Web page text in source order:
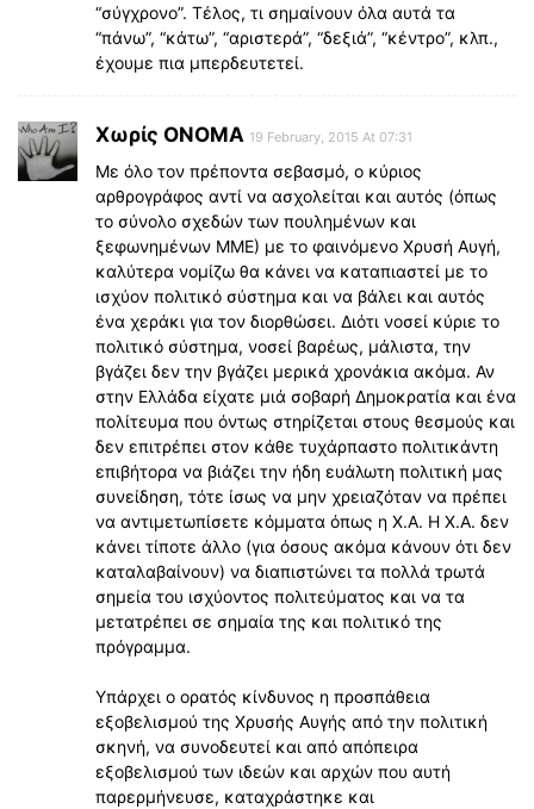
“σύγχρονο”. Τέλος, τι σημαίνουν όλα αυτά τα
“πάνω”, “κάτω”, “αριστερά”, “δεξιά”, “κέντρο”, κλπ.,
έχουμε πια μπερδευτετεί.
Χωρίς ΟΝΟΜΑ 19 February, 2015 At 07:31
Με όλο τον πρέποντα σεβασμό, ο κύριος
αρθρογράφος αντί να ασχολείται και αυτός (όπως
το σύνολο σχεδών των πουλημένων και
ξεφωνημένων ΜΜΕ) με το φαινόμενο Χρυσή Αυγή,
καλύτερα νομίζω θα κάνει να καταπιαστεί με το
ισχύον πολιτικό σύστημα και να βάλει και αυτός
ένα χεράκι για τον διορθώσει. Διότι νοσεί κύριε το
πολιτικό σύστημα, νοσεί βαρέως, μάλιστα, την
βγάζει δεν την βγάζει μερικά χρονάκια ακόμα. Αν
στην Ελλάδα είχατε μιά σοβαρή Δημοκρατία και ένα
πολίτευμα που όντως στηρίζεται στους θεσμούς και
δεν επιτρέπει στον κάθε τυχάρπαστο πολιτικάντη
επιβήτορα να βιάζει την ήδη ευάλωτη πολιτική μας
συνείδηση, τότε ίσως να μην χρειαζόταν να πρέπει
να αντιμετωπίσετε κόμματα όπως η Χ.Α. Η Χ.Α. δεν
κάνει τίποτε άλλο (για όσους ακόμα κάνουν ότι δεν
καταλαβαίνουν) να διαπιστώνει τα πολλά τρωτά
σημεία του ισχύοντος πολιτεύματος και να τα
μετατρέπει σε σημαία της και πολιτικό της
πρόγραμμα.
Υπάρχει ο ορατός κίνδυνος η προσπάθεια
εξοβελισμού της Χρυσής Αυγής από την πολιτική
σκηνή, να συνοδευτεί και από απόπειρα
εξοβελισμού των ιδεών και αρχών που αυτή
παρερμήνευσε, καταχράστηκε και